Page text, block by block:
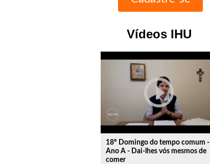
Vídeos IHU
play_circle_outline
18º Domingo do tempo comum -
Ano A - Dai-lhes vós mesmos de
comer